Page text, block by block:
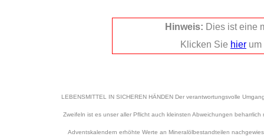
LEBENSMITTEL IN SICHEREN HÄNDEN Der verantwortungsvolle
Zweifeln ist es unser aller Pflicht auch kleinsten Abweichungen
Adventskalendern erhöhte Werte an Mineralölbestandteilen
Hinweis: Dies ist eine
Klicken Sie hier um